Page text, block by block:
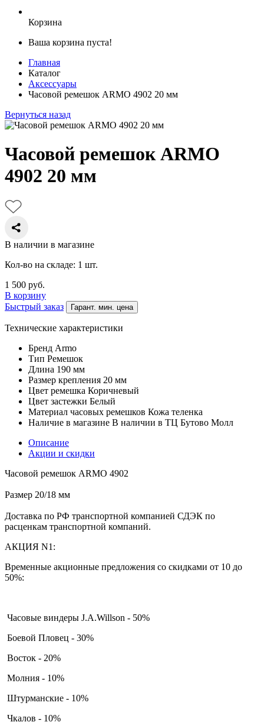
Корзина
Ваша корзина пуста!
Главная
Каталог
Аксессуары
Часовой ремешок ARMO 4902 20 мм
Вернуться назад
Часовой ремешок ARMO
4902 20 мм
В наличии в магазине
Кол-во на складе: 1 шт.
1 500 руб.
В корзину
Быстрый заказ
Гарант. мин. цена
Технические характеристики
Бренд Armo
Тип Ремешок
Длина 190 мм
Размер крепления 20 мм
Цвет ремешка Коричневый
Цвет застежки Белый
Материал часовых ремешков Кожа теленка
Наличие в магазине В наличии в ТЦ Бутово Молл
Описание
Акции и скидки
Часовой ремешок ARMO 4902
Размер 20/18 мм
Доставка по РФ транспортной компанией СДЭК по
расценкам транспортной компаний.
АКЦИЯ N1:
Временные акционные предложения со скидками от 10 до
50%:
Часовые виндеры J.A.Willson - 50%
Боевой Пловец - 30%
Восток - 20%
Молния - 10%
Штурманские - 10%
Чкалов - 10%